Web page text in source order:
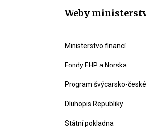
Weby
Ministerstvo financí
Fondy EHP a Norska
Program švýcarsko-
Dluhopis Republiky
Státní pokladna